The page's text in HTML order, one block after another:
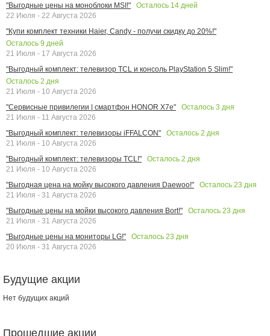
"Выгодные цены на моноблоки MSI!"
Осталось 14 дней
22 Июля - 22 Августа 2026
"Купи комплект техники Haier, Candy - получи скидку до 20%!"
Осталось 9 дней
21 Июля - 17 Августа 2026
"Выгодный комплект: телевизор TCL и консоль PlayStation 5 Slim!"
Осталось 2 дня
21 Июля - 10 Августа 2026
"Сервисные привилегии | смартфон HONOR X7e"
Осталось 3 дня
21 Июля - 11 Августа 2026
"Выгодный комплект: телевизоры iFFALCON"
Осталось 2 дня
21 Июля - 10 Августа 2026
"Выгодный комплект: телевизоры TCL!"
Осталось 2 дня
21 Июля - 10 Августа 2026
"Выгодная цена на мойку высокого давления Daewoo!"
Осталось 23 дня
21 Июля - 31 Августа 2026
"Выгодные цены на мойки высокого давления Bort!"
Осталось 23 дня
21 Июля - 31 Августа 2026
"Выгодные цены на мониторы LG!"
Осталось 23 дня
20 Июля - 31 Августа 2026
Будущие акции
Нет будущих акций
Прошедшие акции